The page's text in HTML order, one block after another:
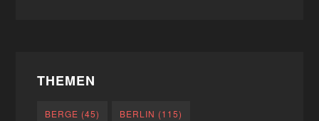
THEMEN
BERGE (45) BERLIN (115)